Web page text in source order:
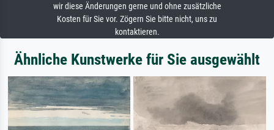
wir diese Änderungen gerne und ohne zusätzliche
Kosten für Sie vor. Zögern Sie bitte nicht, uns zu
kontaktieren.
Ähnliche Kunstwerke für Sie ausgewählt